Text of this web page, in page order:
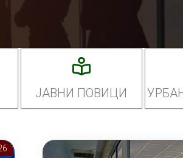
ЈАВНИ ПОВИЦИ